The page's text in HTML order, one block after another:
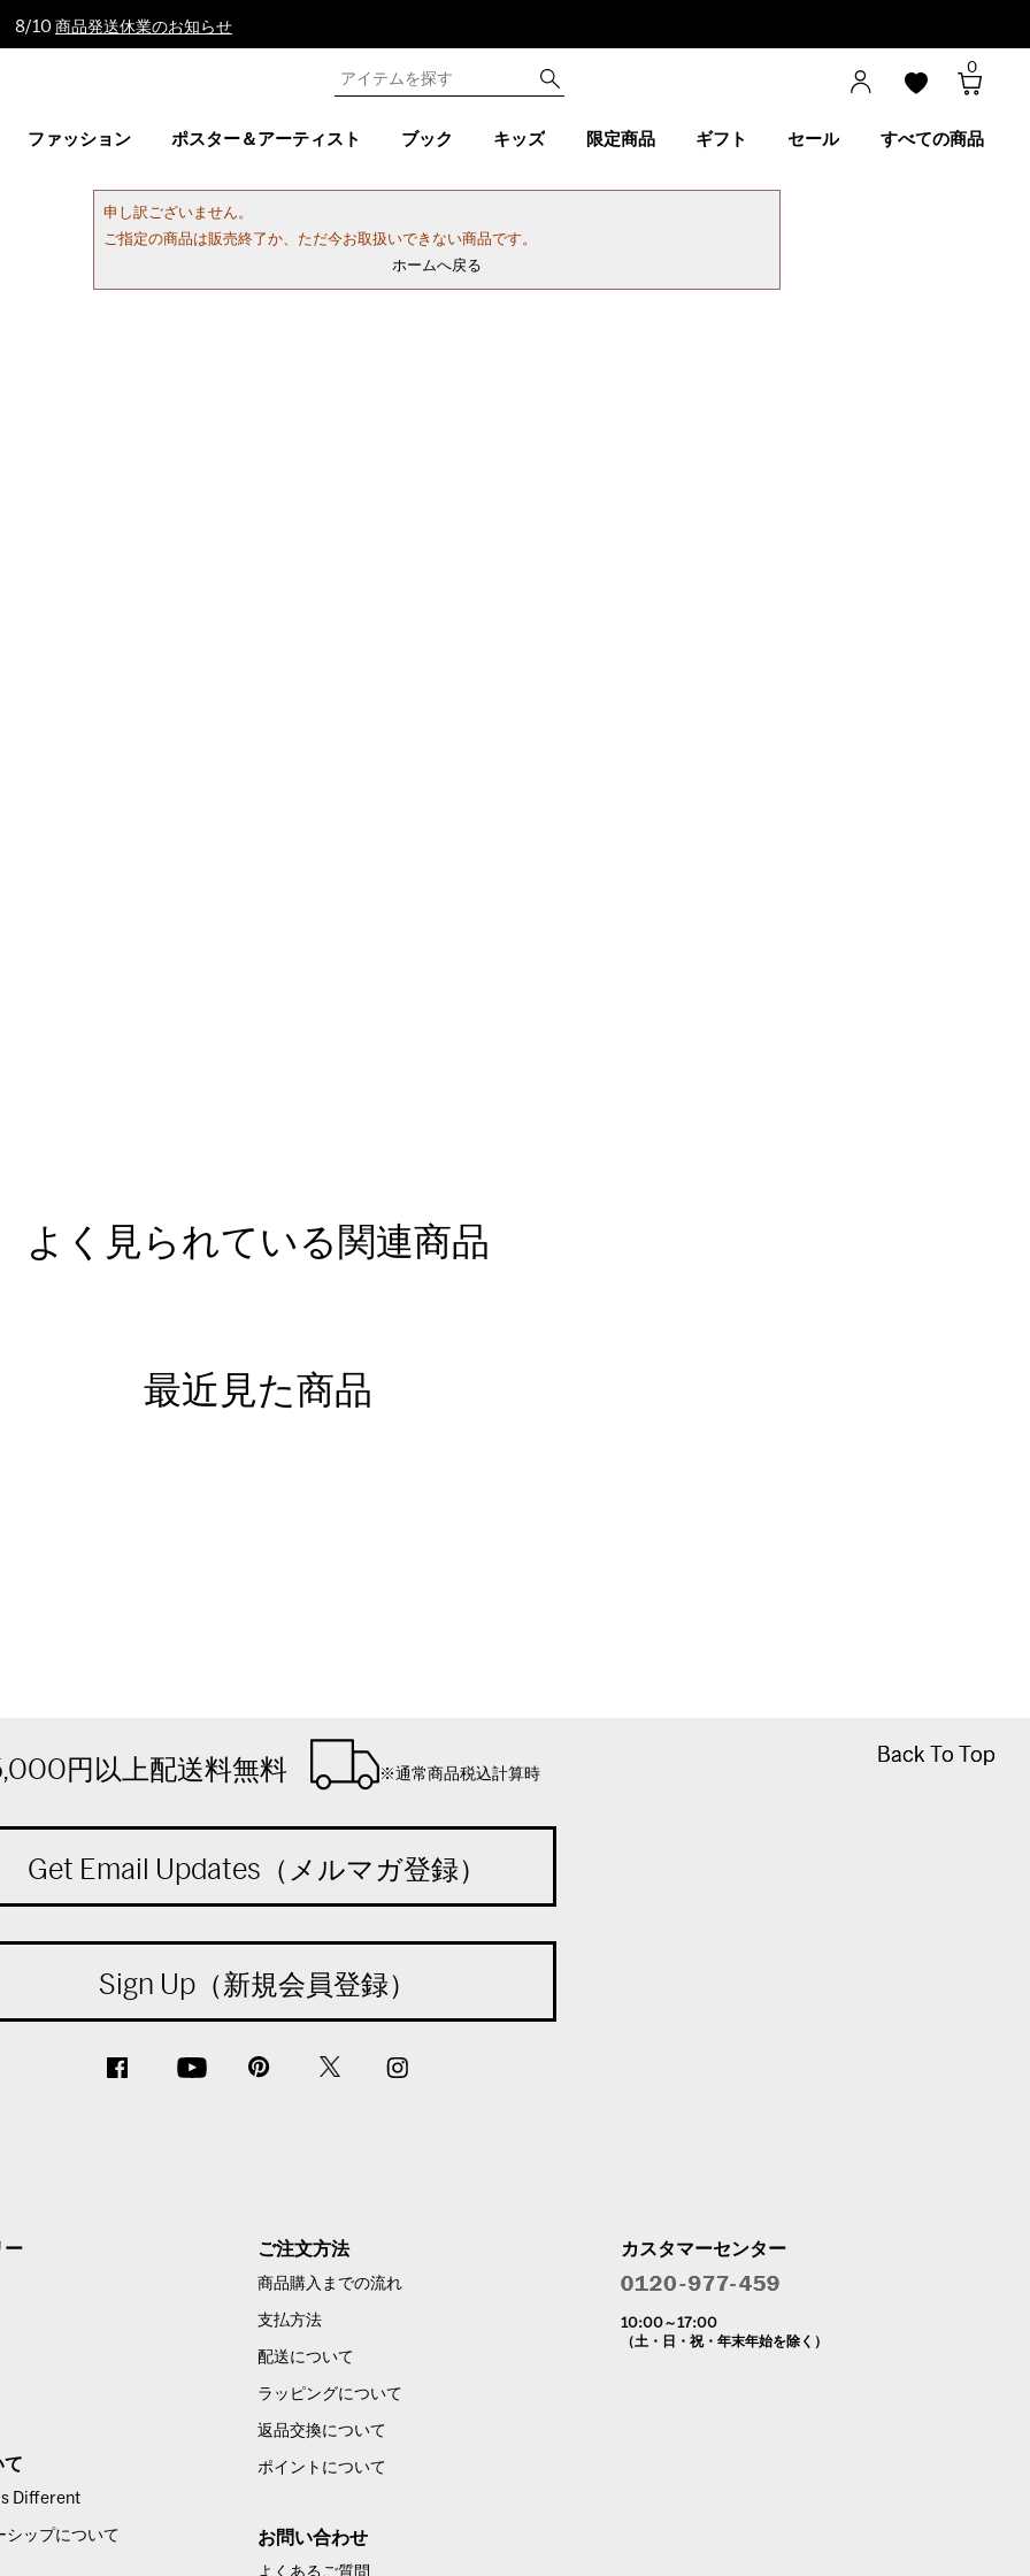
8/10 商品発送休業のお知らせ
0
ファッション ポスター＆アーティスト ブック キッズ 限定商品 ギフト セール すべての商品
申し訳ございません。
ご指定の商品は販売終了か、ただ今お取扱いできない商品です。
ホームへ戻る
よく見られている関連商品
最近見た商品
Back To Top
Back To Top
円以上配送料無料 ※通常商品税込計算時
Get Email Updates（メルマガ登録）
Sign Up（新規会員登録）
ー
て
Different
シップについて
ご注文方法
商品購入までの流れ
支払方法
配送について
ラッピングについて
返品交換について
ポイントについて
お問い合わせ
よくあるご質問
カスタマーセンター
10:00～17:00
（土・日・祝・年末年始を除く）